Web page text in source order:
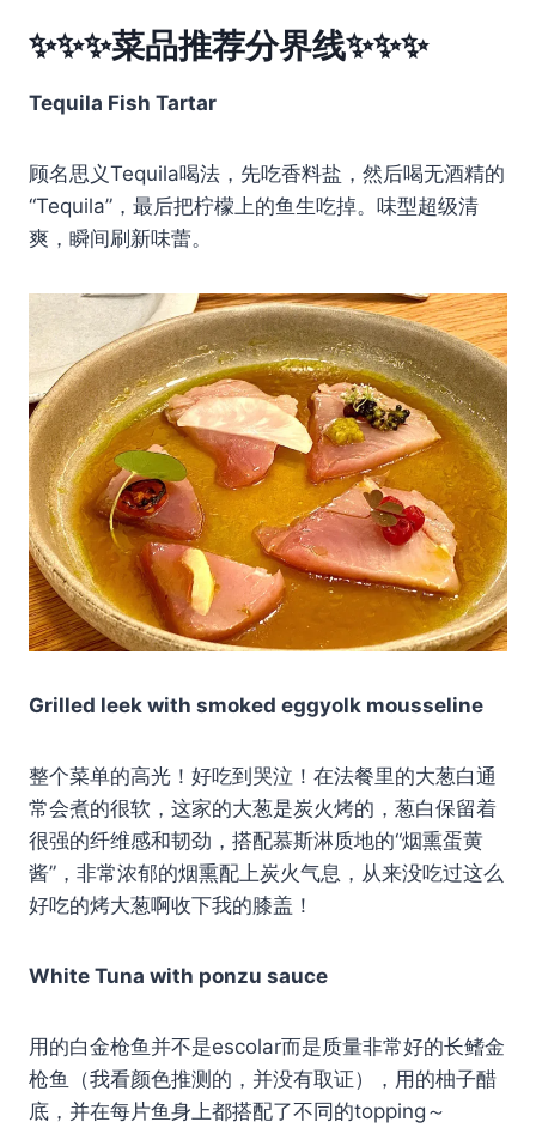
✨✨✨菜品推荐分界线✨✨✨
Tequila Fish Tartar
顾名思义Tequila喝法，先吃香料盐，然后喝无酒精的
“Tequila”，最后把柠檬上的鱼生吃掉。味型超级清
爽，瞬间刷新味蕾。
Grilled leek with smoked eggyolk mousseline
整个菜单的高光！好吃到哭泣！在法餐里的大葱白通
常会煮的很软，这家的大葱是炭火烤的，葱白保留着
很强的纤维感和韧劲，搭配慕斯淋质地的“烟熏蛋黄
酱”，非常浓郁的烟熏配上炭火气息，从来没吃过这么
好吃的烤大葱啊收下我的膝盖！
White Tuna with ponzu sauce
用的白金枪鱼并不是escolar而是质量非常好的长鳍金
枪鱼（我看颜色推测的，并没有取证），用的柚子醋
底，并在每片鱼身上都搭配了不同的topping～